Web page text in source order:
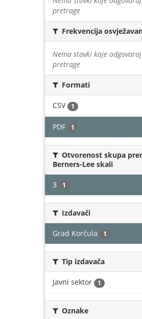
pretrage
Frekvencija
Nema stavki koje
pretrage
Formati
CSV 1
PDF 1
Otvorenost skupa
Berners-Lee skali
3 1
Izdavači
Grad Korčula 1
Tip izdavača
Javni sektor 1
Oznake